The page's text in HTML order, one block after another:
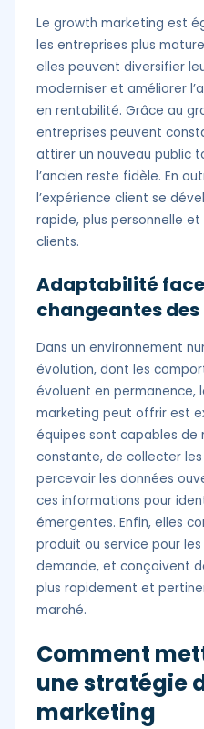
Le growth marketing est
les entreprises plus
elles peuvent diversifier
moderniser et améliorer
en rentabilité. Grâce au
entreprises peuvent
attirer un nouveau public
l’ancien reste fidèle. En
l’expérience client se
rapide, plus personnelle
clients.
Adaptabilité
changeantes
Dans un environnement
évolution, dont les
évoluent en permanence,
marketing peut offrir est
équipes sont capables de
constante, de collecter
percevoir les données
ces informations pour
émergentes. Enfin, elles
produit ou service pour
demande, et conçoivent
plus rapidement et
marché.
Comment
une stratégie
marketing